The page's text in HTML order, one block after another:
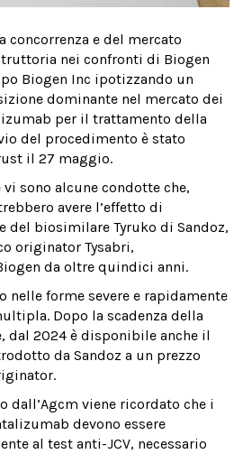
concorrenza e del mercato
nei confronti di Biogen
Biogen Inc ipotizzando un
dominante nel mercato dei
per il trattamento della
del procedimento è stato
il 27 maggio.
sono alcune condotte che,
avere l’effetto di
del biosimilare Tyruko di Sandoz,
originator Tysabri,
da oltre quindici anni.
nelle forme severe e rapidamente
Dopo la scadenza della
dal 2024 è disponibile anche il
da Sandoz a un prezzo
dall’Agcm viene ricordato che i
devono essere
al test anti-JCV, necessario